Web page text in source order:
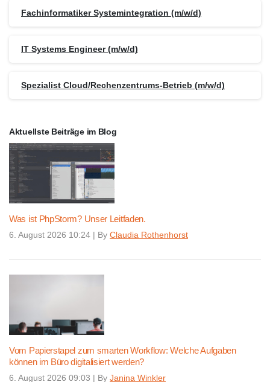
Fachinformatiker Systemintegration (m/w/d)
IT Systems Engineer (m/w/d)
Spezialist Cloud/Rechenzentrums-Betrieb (m/w/d)
Aktuellste Beiträge im Blog
Was ist PhpStorm? Unser Leitfaden.
6. August 2026 10:24 | By Claudia Rothenhorst
Vom Papierstapel zum smarten Workflow: Welche Aufgaben
können im Büro digitalisiert werden?
6. August 2026 09:03 | By Janina Winkler